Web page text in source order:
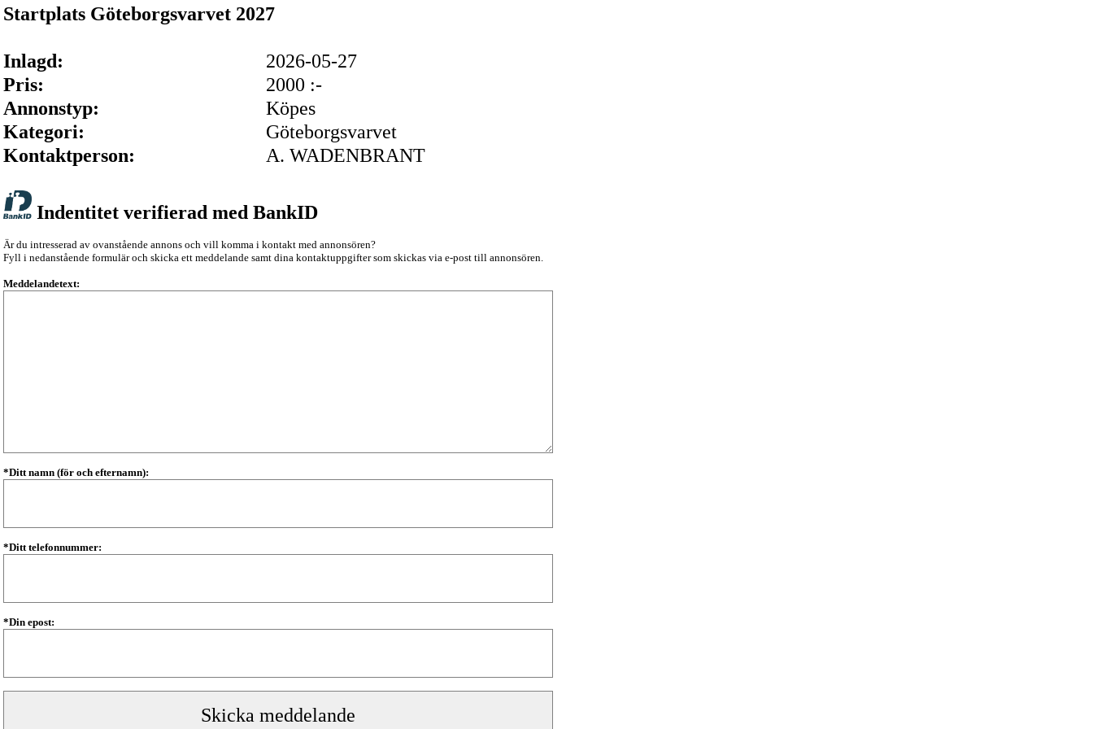
Startplats Göteborgsvarvet 2027
Inlagd:
2026-05-27
Pris:
2000 :-
Annonstyp:
Köpes
Kategori:
Göteborgsvarvet
Kontaktperson:
A. WADENBRANT
Indentitet verifierad med BankID
Är du intresserad av ovanstående annons och vill komma i kontakt med annonsören?
Fyll i nedanstående formulär och skicka ett meddelande samt dina kontaktuppgifter som skickas via e-post till annonsören.
Meddelandetext:
*Ditt namn (för och efternamn):
*Ditt telefonnummer:
*Din epost: